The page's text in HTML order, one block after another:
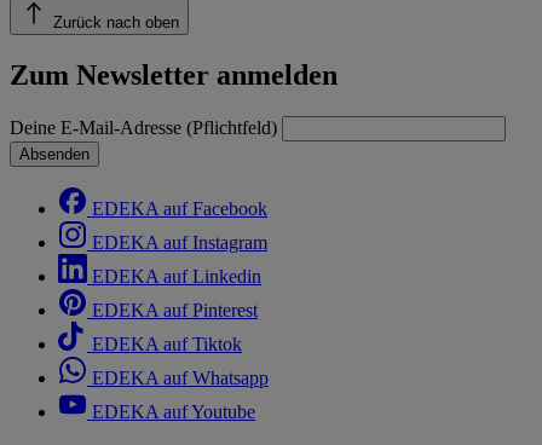
Zurück nach oben
Zum Newsletter anmelden
Deine E-Mail-Adresse (Pflichtfeld)
Absenden
EDEKA auf Facebook
EDEKA auf Instagram
EDEKA auf Linkedin
EDEKA auf Pinterest
EDEKA auf Tiktok
EDEKA auf Whatsapp
EDEKA auf Youtube